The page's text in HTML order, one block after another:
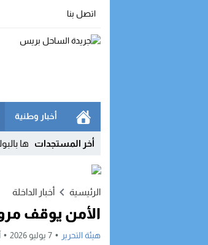
اتصل بنا
أخبار وطنية
أخر المستجدات
لافت.. كولومبيا تعلن سحب اعترافها بالبوليساريو
الرئيسية أخبار الداخلة
الأمن يوقف
هيئة التحرير 7 يوليو 2026